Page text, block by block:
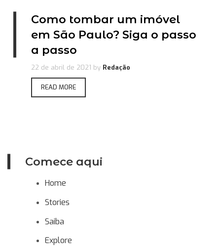
Comece aqui
Home
Stories
Saiba
Explore
Como tombar um imóvel
em São Paulo? Siga o passo
a passo
22 de abril de 2021 by Redação
READ MORE